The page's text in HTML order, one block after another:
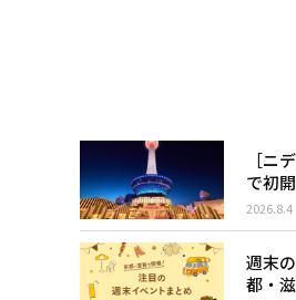
［ニ
で初
2026.8.4
週末
都・